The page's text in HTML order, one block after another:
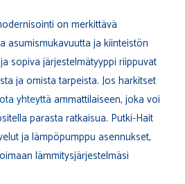
on merkittävä
asumismukavuutta ja kiinteistön
sopiva järjestelmätyyppi riippuvat
ja omista tarpeista. Jos harkitset
ota yhteyttä ammattilaiseen, joka voi
parasta ratkaisua. Putki-Hait
ja lämpöpumppu asennukset,
lämmitysjärjestelmäsi